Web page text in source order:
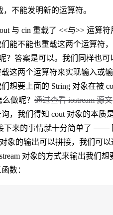
不能发明新的运算符。
与 cin 重载了 <<与>> 运算符
能不能也重载这两个运算符
？答案是可以。我们同样也可
这两个运算符来实现输入或
想要上面的 String 对象在被
做呢？ 通过查看 iostream 源文
，我们得知 cout 对象的本质
下来的事情就十分简单了 ——
象的输出可以拼接，我们可以
对象的方式来输出我们想
数：